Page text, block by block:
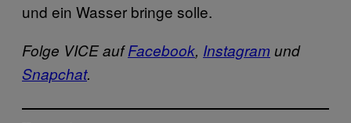
und ein Wasser bringe solle.
Folge VICE aufFacebook, Instagramund
Snapchat.